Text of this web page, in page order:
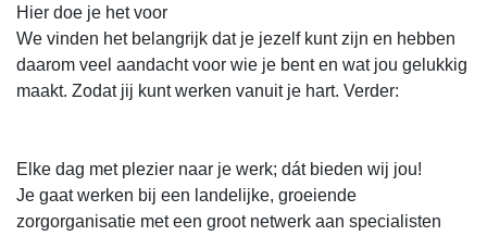
Hier doe je het voor
We vinden het belangrijk dat je jezelf kunt zijn en hebben
daarom veel aandacht voor wie je bent en wat jou gelukkig
maakt. Zodat jij kunt werken vanuit je hart. Verder:
Elke dag met plezier naar je werk; dát bieden wij jou!
Je gaat werken bij een landelijke, groeiende
zorgorganisatie met een groot netwerk aan specialisten